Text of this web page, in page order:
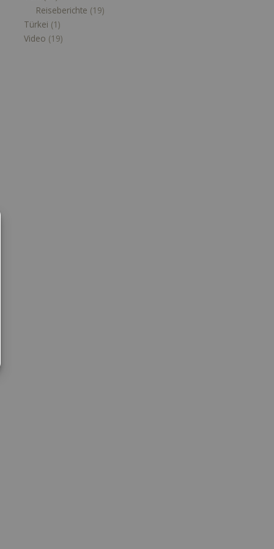
Reiseberichte (19)
Türkei (1)
Video (19)